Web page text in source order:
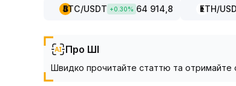
BTC/USDT +0.30% 64 914,8 ETH/
Про ШІ
Швидко прочитайте статтю та отримайте